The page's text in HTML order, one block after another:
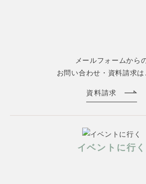
メールフォームから
お問い合わせ・資料請求は
資料請求
イベントに行く